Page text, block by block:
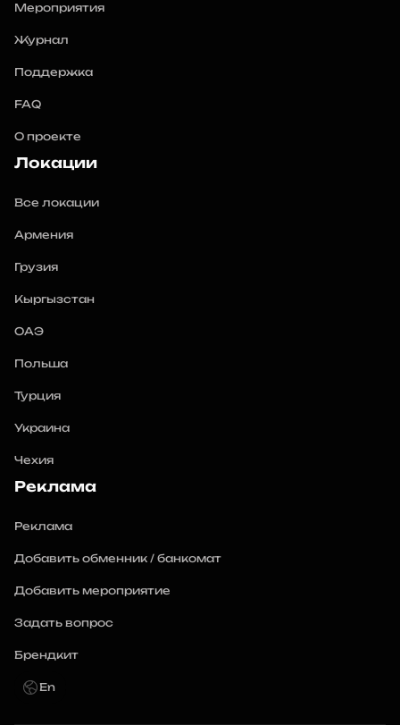
Мероприятия
Журнал
Поддержка
FAQ
О проекте
Локации
Все локации
Армения
Грузия
Кыргызстан
ОАЭ
Польша
Турция
Украина
Чехия
Реклама
Реклама
Добавить обменник / банкомат
Добавить мероприятие
Задать вопрос
Брендкит
En